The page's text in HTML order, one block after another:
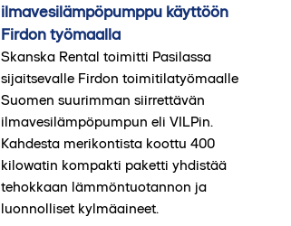
ilmavesilämpöpumppu käyttöön
Firdon työmaalla
Skanska Rental toimitti Pasilassa
sijaitsevalle Firdon toimitilatyömaalle
Suomen suurimman siirrettävän
ilmavesilämpöpumpun eli VILPin.
Kahdesta merikontista koottu 400
kilowatin kompakti paketti yhdistää
tehokkaan lämmöntuotannon ja
luonnolliset kylmäaineet.